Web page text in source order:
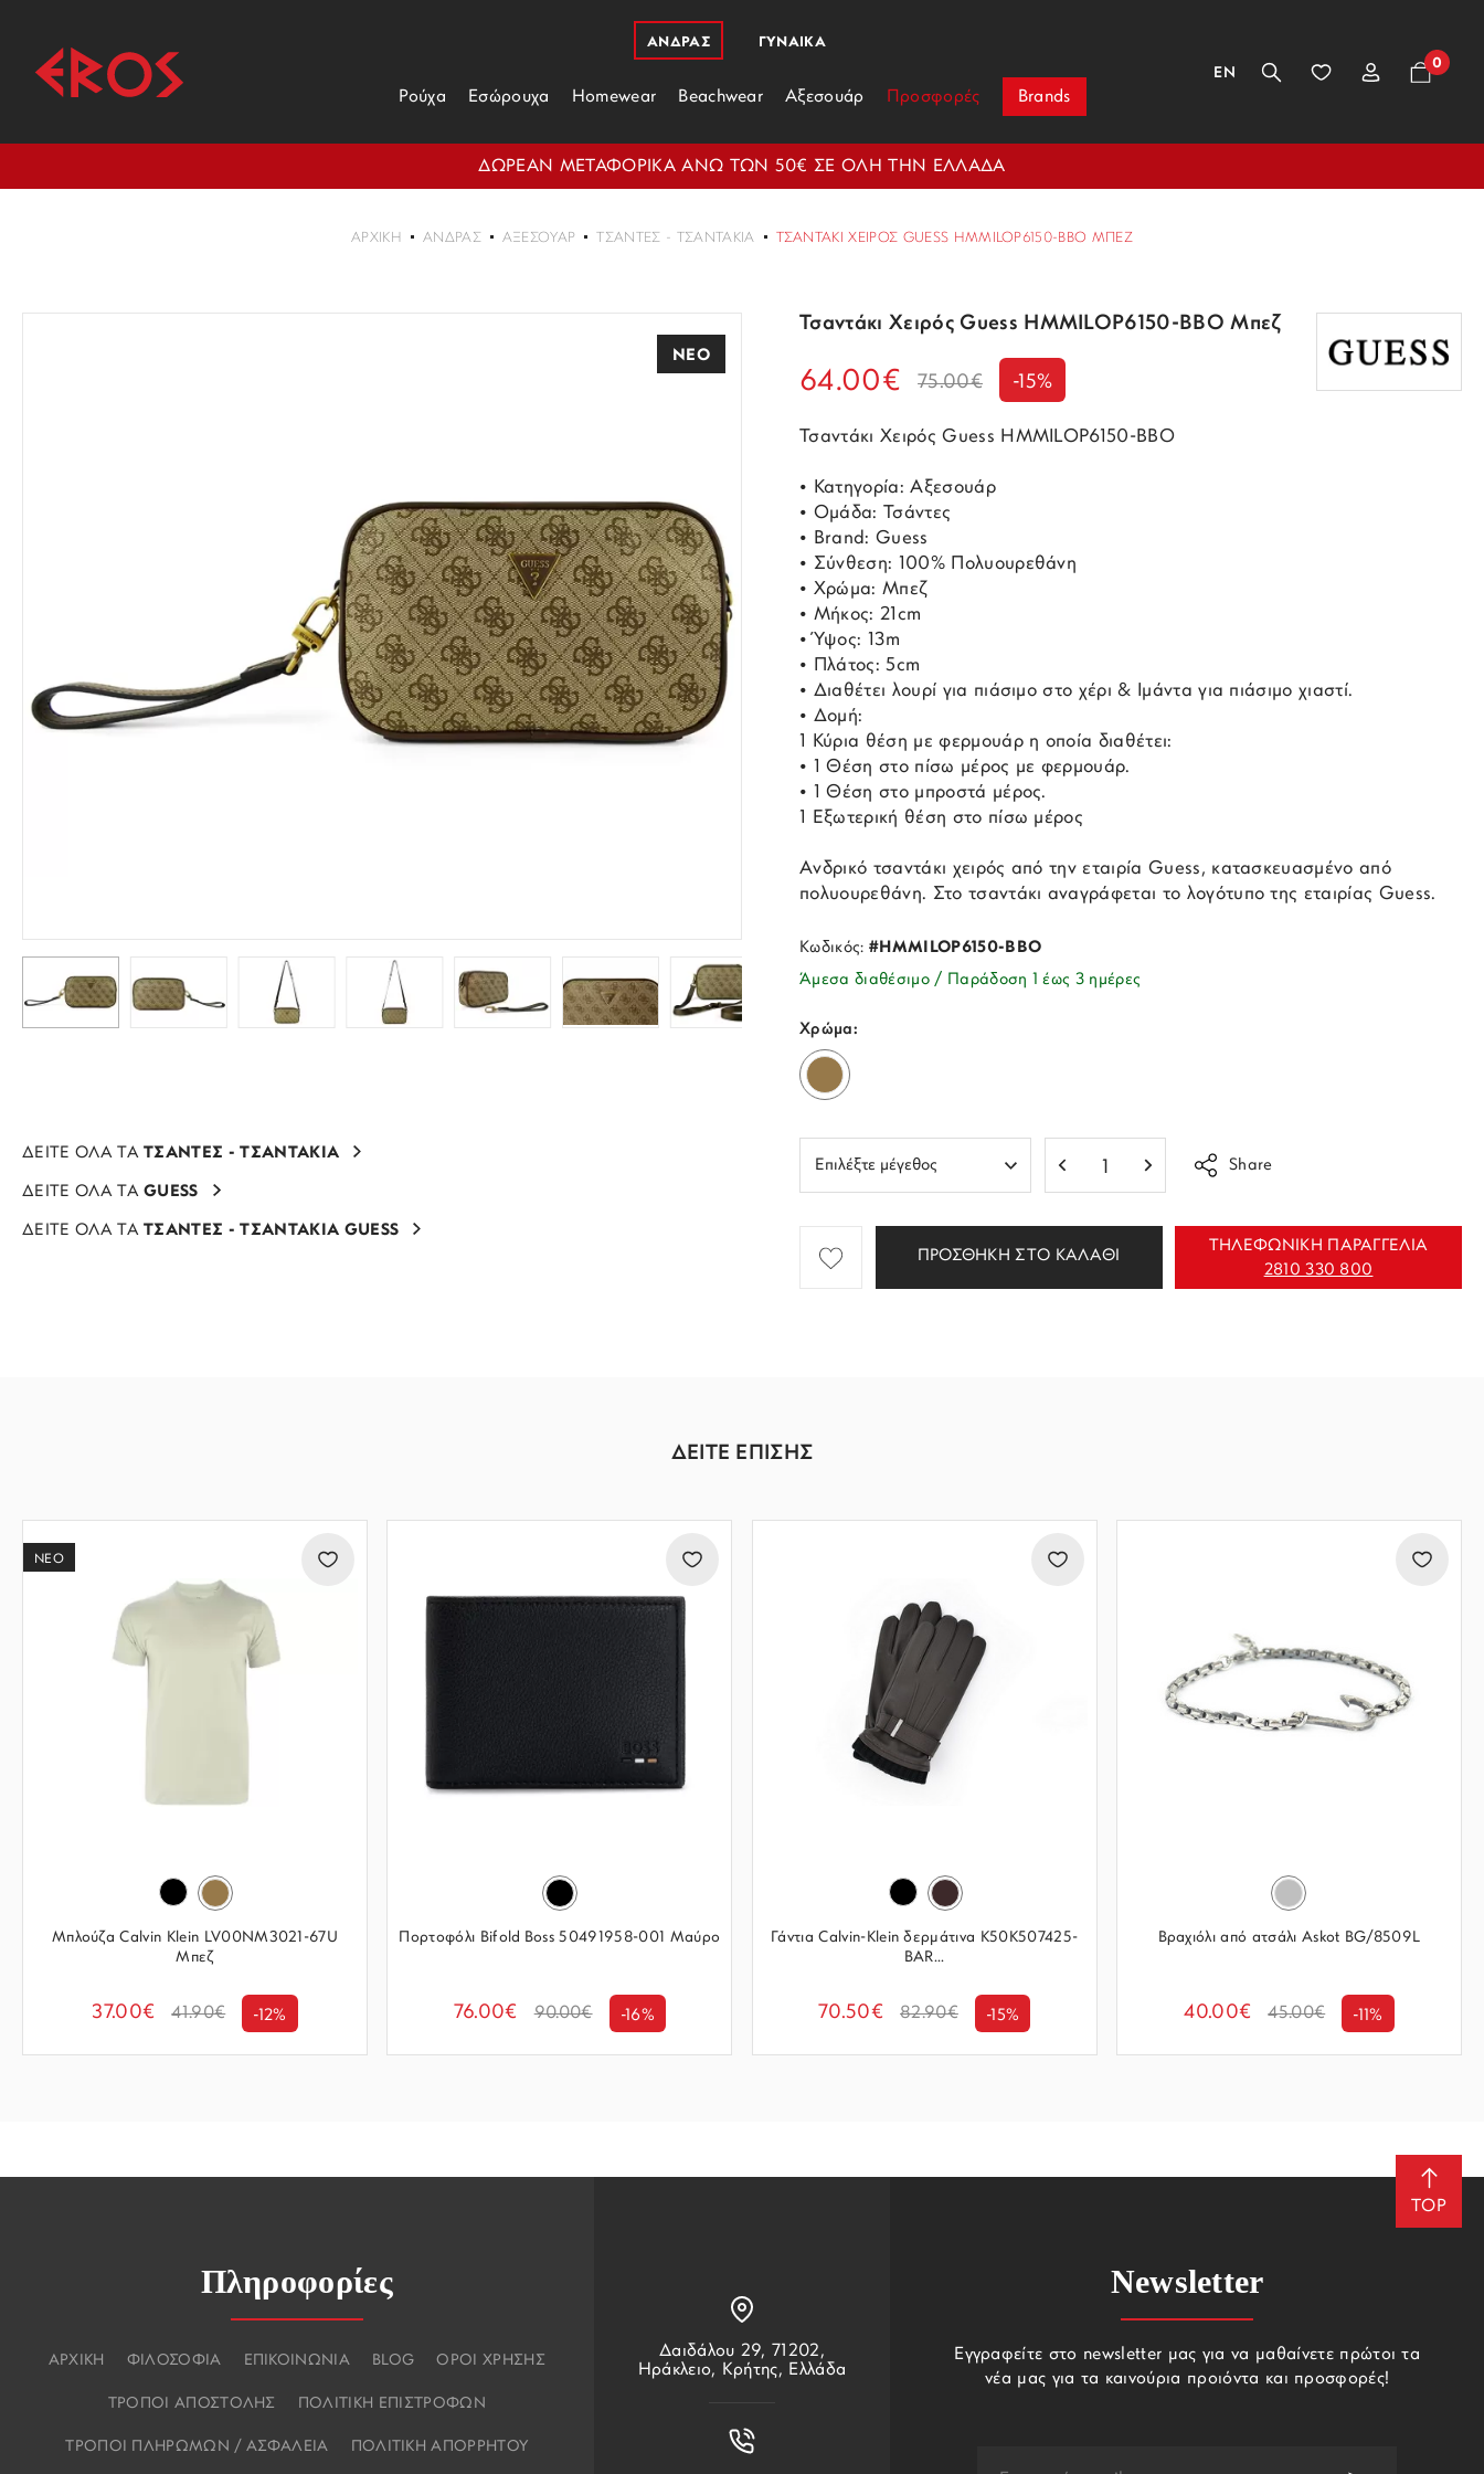
ΑΝΔΡΑΣ
Ρούχα Εσώρουχα Homewear Beachwear Αξεσουάρ Προσφορές Brands
ΓΥΝΑΙΚΑ
EN
0
ΔΩΡΕΑΝ ΜΕΤΑΦΟΡΙΚΑ ΑΝΩ ΤΩΝ 50€ ΣΕ ΟΛΗ ΤΗΝ ΕΛΛΑΔΑ
ΑΡΧΙΚΉ ΑΝΔΡΑΣ ΑΞΕΣΟΥΆΡ ΤΣΆΝΤΕΣ - ΤΣΑΝΤΆΚΙΑ ΤΣΑΝΤΆΚΙ ΧΕΙΡΌΣ GUESS HMMILOP6150-BBO ΜΠΕΖ
ΝΕΟ
ΔΕΙΤΕ ΟΛΑ ΤΑΤΣΑΝΤΕΣ - ΤΣΑΝΤΑΚΙΑ
ΔΕΙΤΕ ΟΛΑ ΤΑGUESS
ΔΕΙΤΕ ΟΛΑ ΤΑΤΣΑΝΤΕΣ - ΤΣΑΝΤΑΚΙΑ GUESS
Τσαντάκι Χειρός Guess HMMILOP6150-BBO Μπεζ
64.00€ 75.00€ -15%
Τσαντάκι Χειρός Guess HMMILOP6150-BBO
• Κατηγορία: Αξεσουάρ
• Ομάδα: Τσάντες
• Brand: Guess
• Σύνθεση: 100% Πολυουρεθάνη
• Χρώμα: Μπεζ
• Μήκος: 21cm
• Ύψος: 13m
• Πλάτος: 5cm
• Διαθέτει λουρί για πιάσιμο στο χέρι & Ιμάντα για πιάσιμο χιαστί.
• Δομή:
1 Κύρια θέση με φερμουάρ η οποία διαθέτει:
• 1 Θέση στο πίσω μέρος με φερμουάρ.
• 1 Θέση στο μπροστά μέρος.
1 Εξωτερική θέση στο πίσω μέρος
Ανδρικό τσαντάκι χειρός από την εταιρία Guess, κατασκευασμένο από
πολυουρεθάνη. Στο τσαντάκι αναγράφεται το λογότυπο της εταιρίας Guess.
Κωδικός:#HMMILOP6150-BBO
Άμεσα διαθέσιμο / Παράδοση 1 έως 3 ημέρες
Χρώμα:
Share
ΠΡΟΣΘΗΚΗ ΣΤΟ ΚΑΛΑΘΙ
ΤΗΛΕΦΩΝΙΚΗ ΠΑΡΑΓΓΕΛΙΑ
2810 330 800
ΔΕΙΤΕ ΕΠΙΣΗΣ
ΝΕΟ
Μπλούζα Calvin Klein LV00NM3021-67U
Μπεζ
37.00€ 41.90€ -12%
Πορτοφόλι Bifold Boss 50491958-001 Μαύρο
76.00€ 90.00€ -16%
Γάντια Calvin-Klein δερμάτινα K50K507425-
BAR...
70.50€ 82.90€ -15%
Βραχιόλι από ατσάλι Askot BG/8509L
40.00€ 45.00€ -11%
TOP
Πληροφορίες
ΑΡΧΙΚΗ ΦΙΛΟΣΟΦΙΑ ΕΠΙΚΟΙΝΩΝΙΑ BLOG ΟΡΟΙ ΧΡΗΣΗΣ
ΤΡΟΠΟΙ ΑΠΟΣΤΟΛΗΣ ΠΟΛΙΤΙΚΗ ΕΠΙΣΤΡΟΦΩΝ
ΤΡΟΠΟΙ ΠΛΗΡΩΜΩΝ / ΑΣΦΑΛΕΙΑ ΠΟΛΙΤΙΚΗ ΑΠΟΡΡΗΤΟΥ
Δαιδάλου 29, 71202,
Ηράκλειο, Κρήτης, Ελλάδα
Newsletter
Εγγραφείτε στο newsletter μας για να μαθαίνετε πρώτοι τα
νέα μας για τα καινούρια προιόντα και προσφορές!